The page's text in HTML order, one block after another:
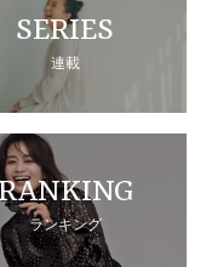
SERIES
連載
ランキング